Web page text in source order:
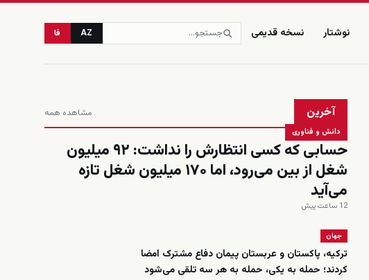
نوشتار نسخه قدیمی AZ فا
زنده
آخرین مشاهده همه
دانش و فناوری
حسابی که کسی انتظارش را نداشت: ۹۲ میلیون
شغل از بین می‌رود، اما ۱۷۰ میلیون شغل تازه
می‌آید
12 ساعت پیش
جهان
ترکیه، پاکستان و عربستان پیمان دفاع مشترک امضا
کردند؛ حمله به یکی، حمله به هر سه تلقی می‌شود